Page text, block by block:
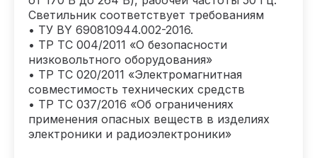
Светильник соответствует требованиям
• ТУ BY 690810944.002-2016.
• ТР ТС 004/2011 «О безопасности
низковольтного оборудования»
• ТР ТС 020/2011 «Электромагнитная
совместимость технических средств
• ТР ТС 037/2016 «Об ограничениях
применения опасных веществ в изделиях
электроники и радиоэлектроники»